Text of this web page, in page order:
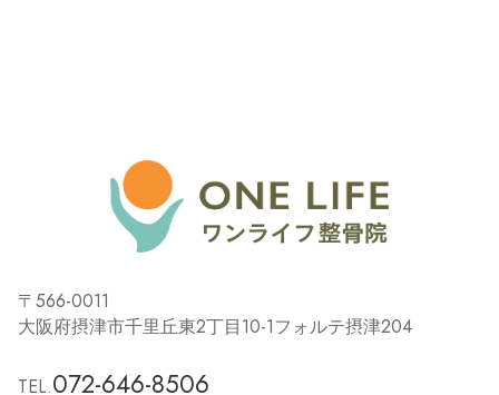
〒566-0011
大阪府摂津市千里丘東2丁目10-1フォルテ摂津204
TEL.072-646-8506